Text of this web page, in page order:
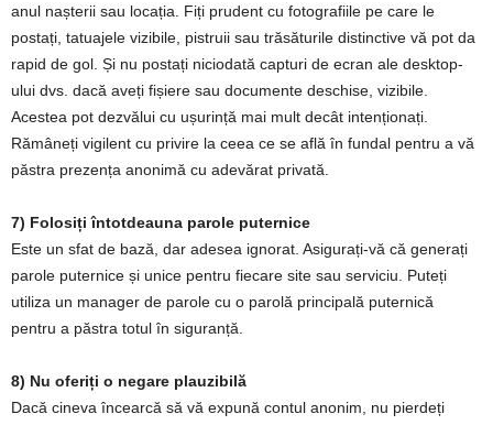
anul nașterii sau locația. Fiți prudent cu fotografiile pe care le
postați, tatuajele vizibile, pistruii sau trăsăturile distinctive vă pot da
rapid de gol. Și nu postați niciodată capturi de ecran ale desktop-
ului dvs. dacă aveți fișiere sau documente deschise, vizibile.
Acestea pot dezvălui cu ușurință mai mult decât intenționați.
Rămâneți vigilent cu privire la ceea ce se află în fundal pentru a vă
păstra prezența anonimă cu adevărat privată.
7) Folosiți întotdeauna parole puternice
Este un sfat de bază, dar adesea ignorat. Asigurați-vă că generați
parole puternice și unice pentru fiecare site sau serviciu. Puteți
utiliza un manager de parole cu o parolă principală puternică
pentru a păstra totul în siguranță.
8) Nu oferiți o negare plauzibilă
Dacă cineva încearcă să vă expună contul anonim, nu pierdeți